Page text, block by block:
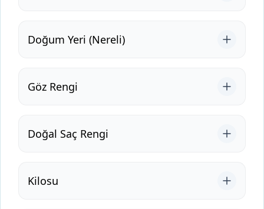
Doğum Yeri (Nereli)
Göz Rengi
Doğal Saç Rengi
Kilosu